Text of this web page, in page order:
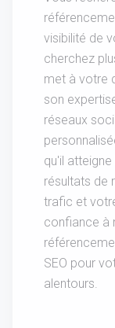
visibilité de
cherchez
met à votre
son
réseaux
qu'il
résultats de
trafic et
confiance à
SEO pour
alentours.